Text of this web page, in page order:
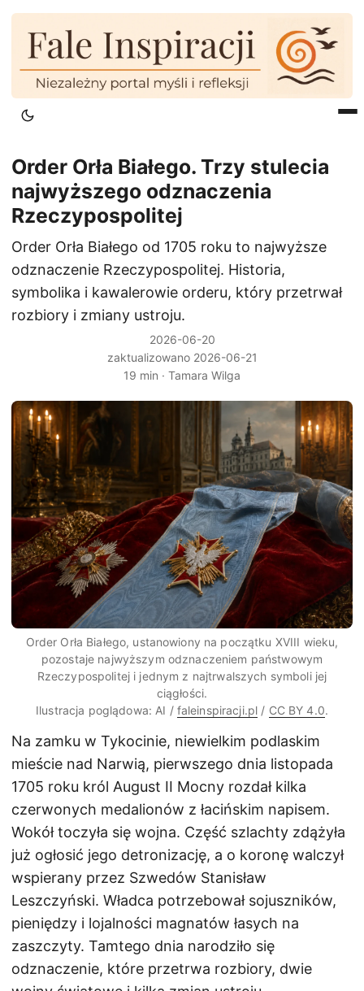
Order Orła Białego. Trzy stulecia
najwyższego odznaczenia
Rzeczypospolitej
Order Orła Białego od 1705 roku to najwyższe
odznaczenie Rzeczypospolitej. Historia,
symbolika i kawalerowie orderu, który przetrwał
rozbiory i zmiany ustroju.
2026-06-20
zaktualizowano 2026-06-21
19 min · Tamara Wilga
Order Orła Białego, ustanowiony na początku XVIII wieku,
pozostaje najwyższym odznaczeniem państwowym
Rzeczypospolitej i jednym z najtrwalszych symboli jej
ciągłości.
Ilustracja poglądowa: AI / faleinspiracji.pl / CC BY 4.0.
Na zamku w Tykocinie, niewielkim podlaskim
mieście nad Narwią, pierwszego dnia listopada
1705 roku król August II Mocny rozdał kilka
czerwonych medalionów z łacińskim napisem.
Wokół toczyła się wojna. Część szlachty zdążyła
już ogłosić jego detronizację, a o koronę walczył
wspierany przez Szwedów Stanisław
Leszczyński. Władca potrzebował sojuszników,
pieniędzy i lojalności magnatów łasych na
zaszczyty. Tamtego dnia narodziło się
odznaczenie, które przetrwa rozbiory, dwie